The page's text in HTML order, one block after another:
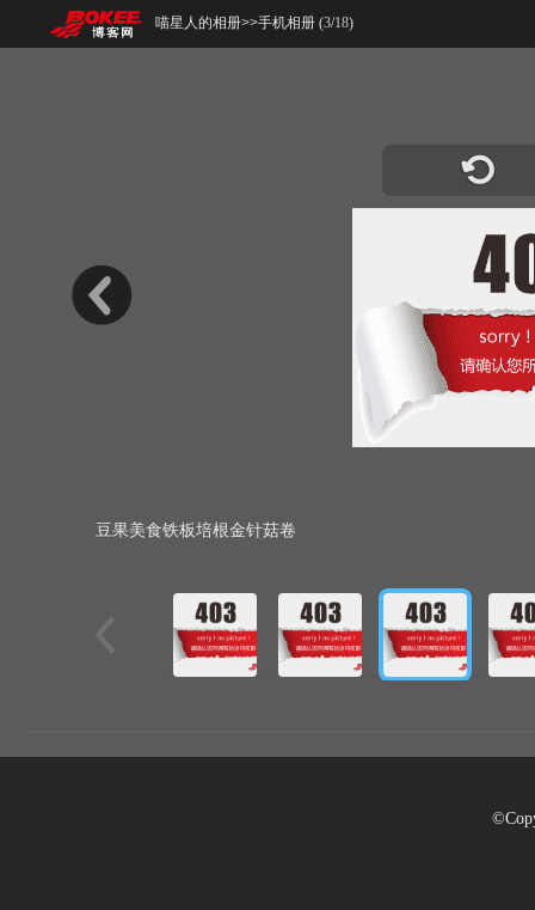
喵星人的相册>>手机相册 (3/18)
豆果美食铁板培根金针菇卷